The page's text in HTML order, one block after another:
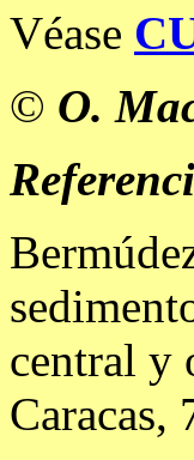
Véase
© O.
central y
Caracas,